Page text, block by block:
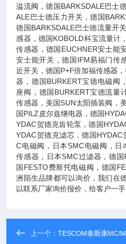
溢流阀，德国BARKSDALE巴士
ALE巴士德压力开关，德国
德国BARKSDALE巴士德流量开
感器，德国KOBOLD科宝流量计
传感器，德国EUCHNER安士能
安士能开关，德国IFM易福门传
近开关，德国P+F倍加福传感器
器，德国BURKERT宝德电磁阀
座阀，德国BURKERT宝德流量
传感器，美国SUN太阳插装阀，
国PILZ皮尔兹继电器，德国
YDAC贺德克齿轮泵，德国
YDAC贺德克滤芯，德国
C电磁阀，日本SMC电磁阀，日
传感器，日本SMC过滤器，德
国FESTO费斯托电磁阀，德国
洲陌生品牌都可以询价，我们在
以联系厂家询价报价，给客户一手
上一个：TESCOM泰斯康MC/MT